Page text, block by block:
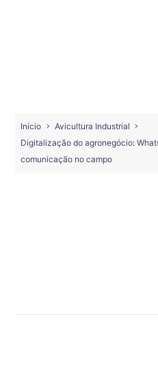
Início
Avicultura Industrial
Digitalização do agronegócio:
comunicação no campo